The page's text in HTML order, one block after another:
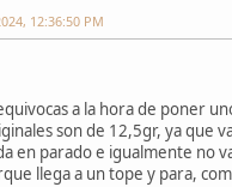
12:36:50 PM
a la hora de poner
son de 12,5gr, ya que
en parado e igualmente no
llega a un tope y para,